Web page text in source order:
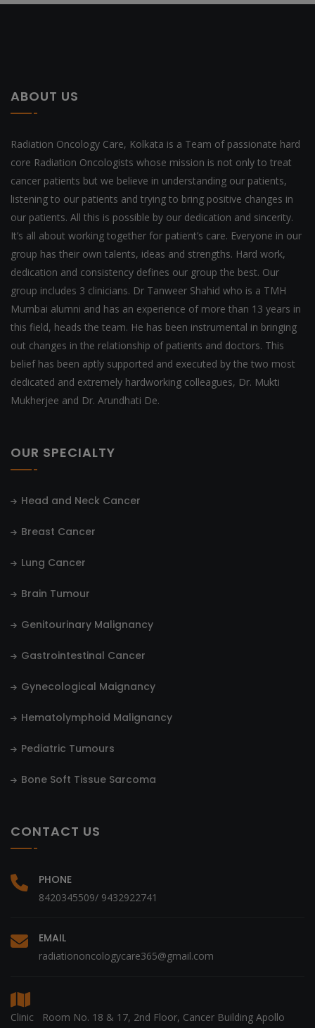
ABOUT US
Radiation Oncology Care, Kolkata is a Team of passionate hard
core Radiation Oncologists whose mission is not only to treat
cancer patients but we believe in understanding our patients,
listening to our patients and trying to bring positive changes in
our patients. All this is possible by our dedication and sincerity.
It’s all about working together for patient’s care. Everyone in our
group has their own talents, ideas and strengths. Hard work,
dedication and consistency defines our group the best. Our
group includes 3 clinicians. Dr Tanweer Shahid who is a TMH
Mumbai alumni and has an experience of more than 13 years in
this field, heads the team. He has been instrumental in bringing
out changes in the relationship of patients and doctors. This
belief has been aptly supported and executed by the two most
dedicated and extremely hardworking colleagues, Dr. Mukti
Mukherjee and Dr. Arundhati De.
OUR SPECIALTY
Head and Neck Cancer
Breast Cancer
Lung Cancer
Brain Tumour
Genitourinary Malignancy
Gastrointestinal Cancer
Gynecological Maignancy
Hematolymphoid Malignancy
Pediatric Tumours
Bone Soft Tissue Sarcoma
CONTACT US
PHONE
8420345509/ 9432922741
EMAIL
radiationoncologycare365@gmail.com
Clinic Room No. 18 & 17, 2nd Floor, Cancer Building Apollo